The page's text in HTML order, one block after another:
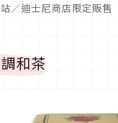
／迪士尼商店限定販售
和茶